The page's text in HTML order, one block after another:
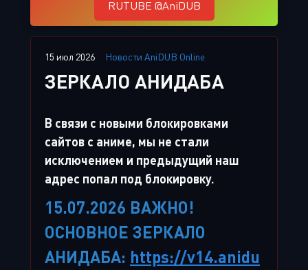
RUTUBE @AniDUB
15 июл 2026 Новости AniDUB Online
ЗЕРКАЛО АНИДАБА
В связи с новыми блокировками
сайтов с аниме, мы не стали
исключением и предыдущий наш
адрес попал под блокировку.
15.07.2026 ВАЖНО!
ОСНОВНОЕ ЗЕРКАЛО
АНИДАБА: https://v14.anidu